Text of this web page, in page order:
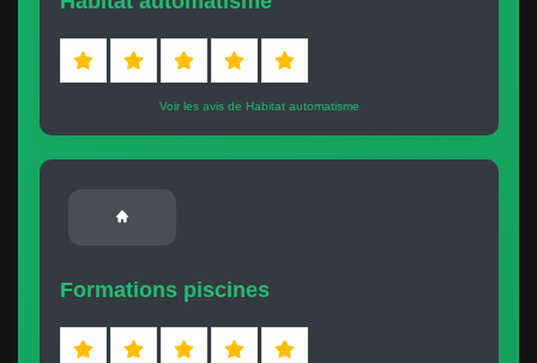
Voir les avis de Habitat automatisme
Formations piscines